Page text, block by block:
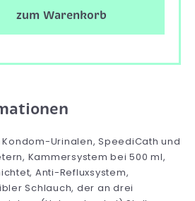
zum Warenkorb
Urinalen, SpeediCath und
Kammersystem bei 500 ml,
Anti-Refluxsystem,
Schlauch, der an drei